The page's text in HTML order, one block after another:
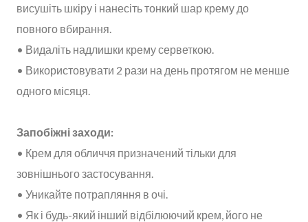
висушіть шкіру і нанесіть тонкий шар крему до
повного вбирання.
• Видаліть надлишки крему серветкою.
• Використовувати 2 рази на день протягом не менше
одного місяця.
Запобіжні заходи:
• Крем для обличчя призначений тільки для
зовнішнього застосування.
• Уникайте потрапляння в очі.
• Як і будь-який інший відбілюючий крем, його не